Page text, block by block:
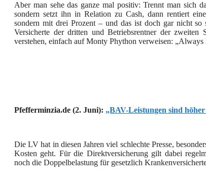
Aber man sehe das ganze mal positiv: Trennt man sich
sondern setzt ihn in Relation zu Cash, dann rentiert
sondern mit drei Prozent – und das ist doch gar nicht
Versicherte der dritten und Betriebsrentner der
verstehen, einfach auf Monty Phython verweisen:
Pfefferminzia.de (2. Juni): „BAV-Leistungen sind
Die LV hat in diesen Jahren viel schlechte Presse,
Kosten geht. Für die Direktversicherung gilt dabei
noch die Doppelbelastung für gesetzlich